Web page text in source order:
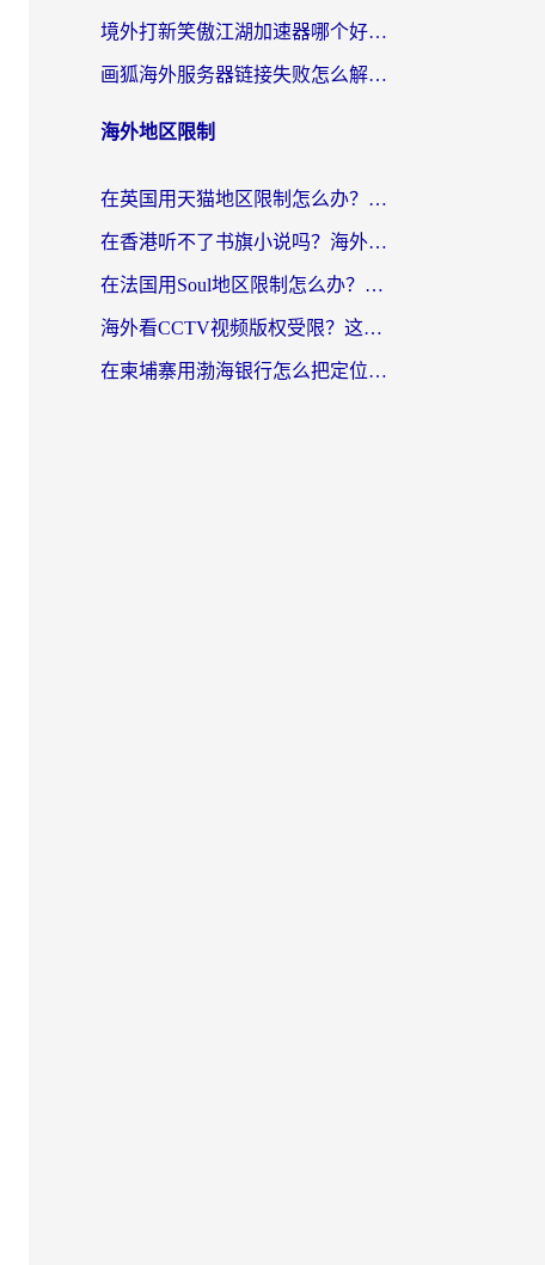
境外打新笑傲江湖加速器哪个好？海外玩家国服畅玩全攻略（附实测推荐）
画狐海外服务器链接失败怎么解决？海外玩家国服游戏加速器终极指南
海外地区限制
在英国用天猫地区限制怎么办？海外党必备的国内平台解锁指南
在香港听不了书旗小说吗？海外党突破内容限制的实用指南
在法国用Soul地区限制怎么办？3个实用技巧帮你轻松解决（附德国场景方案）
海外看CCTV视频版权受限？这份实用攻略帮你解锁国内影视+解决足球直播&政务APP难题
在柬埔寨用渤海银行怎么把定位修改到中国国内？3招解决海外生活的“数字乡愁”